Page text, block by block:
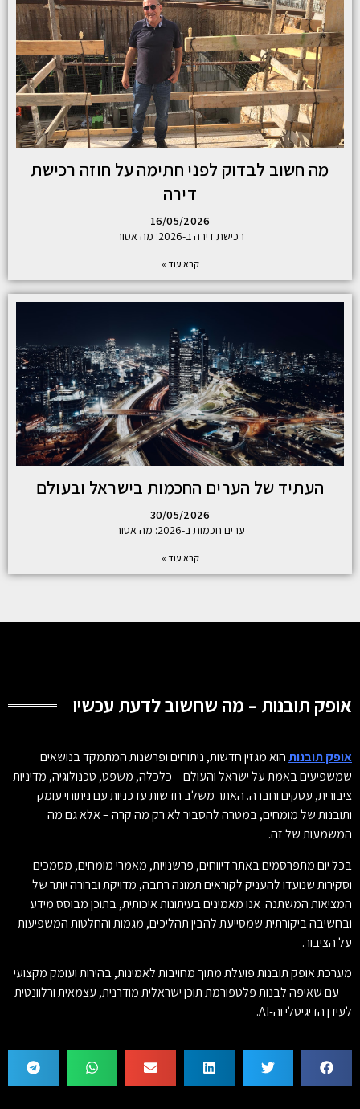
מה חשוב לבדוק לפני חתימה על חוזה רכישת
דירה
16/05/2026
רכישת דירה ב-2026: מה אסור
קרא עוד »
העתיד של הערים החכמות בישראל ובעולם
30/05/2026
ערים חכמות ב-2026: מה אסור
קרא עוד »
אופק תובנות – מה שחשוב לדעת עכשיו
אופק תובנותהוא מגזין חדשות, ניתוחים ופרשנות המתמקד בנושאים
שמשפיעים באמת על ישראל והעולם – כלכלה, משפט, טכנולוגיה, מדיניות
ציבורית, עסקים וחברה. האתר משלב חדשות עדכניות עם ניתוחי עומק
ותובנות של מומחים, במטרה להסביר לא רק מה קרה – אלא גם מה
המשמעות של זה.
בכל יום מתפרסמים באתר דיווחים, פרשנויות, מאמרי מומחים, מסמכים
וסקירות שנועדו להעניק לקוראים תמונה רחבה, מדויקת וברורה יותר של
המציאות המשתנה. אנו מאמינים בעיתונות איכותית, בתוכן מבוסס מידע
ובחשיבה ביקורתית שמסייעת להבין תהליכים, מגמות והחלטות המשפיעות
על הציבור.
מערכת אופק תובנות פועלת מתוך מחויבות לאמינות, בהירות ועומק מקצועי
— עם שאיפה לבנות פלטפורמת תוכן ישראלית מודרנית, עצמאית ורלוונטית
לעידן הדיגיטלי וה-AI.